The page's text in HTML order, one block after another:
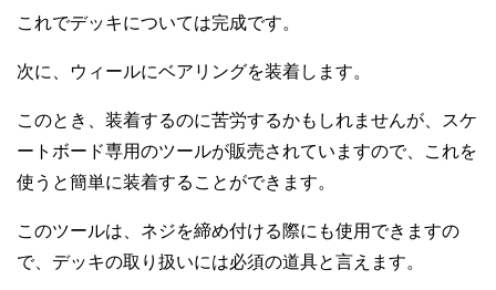
これでデッキについては完成です。
次に、ウィールにベアリングを装着します。
このとき、装着するのに苦労するかもしれませんが、スケ
ートボード専用のツールが販売されていますので、これを
使うと簡単に装着することができます。
このツールは、ネジを締め付ける際にも使用できますの
で、デッキの取り扱いには必須の道具と言えます。